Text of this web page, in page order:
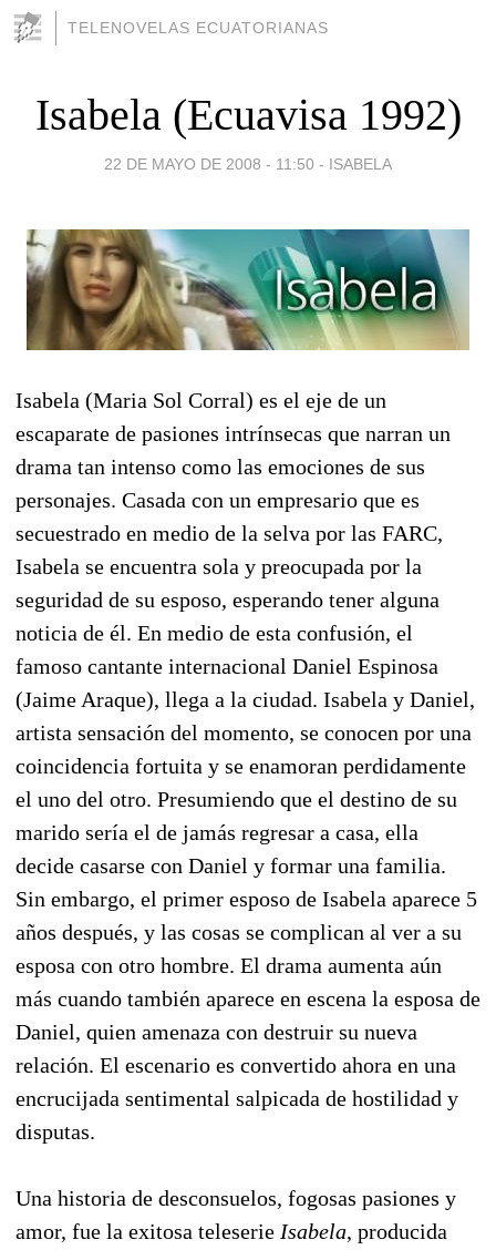
TELENOVELAS ECUATORIANAS
Isabela (Ecuavisa 1992)
22 DE MAYO DE 2008 - 11:50 - ISABELA
Isabela (Maria Sol Corral) es el eje de un
escaparate de pasiones intrínsecas que narran un
drama tan intenso como las emociones de sus
personajes. Casada con un empresario que es
secuestrado en medio de la selva por las FARC,
Isabela se encuentra sola y preocupada por la
seguridad de su esposo, esperando tener alguna
noticia de él. En medio de esta confusión, el
famoso cantante internacional Daniel Espinosa
(Jaime Araque), llega a la ciudad. Isabela y Daniel,
artista sensación del momento, se conocen por una
coincidencia fortuita y se enamoran perdidamente
el uno del otro. Presumiendo que el destino de su
marido sería el de jamás regresar a casa, ella
decide casarse con Daniel y formar una familia.
Sin embargo, el primer esposo de Isabela aparece 5
años después, y las cosas se complican al ver a su
esposa con otro hombre. El drama aumenta aún
más cuando también aparece en escena la esposa de
Daniel, quien amenaza con destruir su nueva
relación. El escenario es convertido ahora en una
encrucijada sentimental salpicada de hostilidad y
disputas.
Una historia de desconsuelos, fogosas pasiones y
amor, fue la exitosa teleserie Isabela, producida